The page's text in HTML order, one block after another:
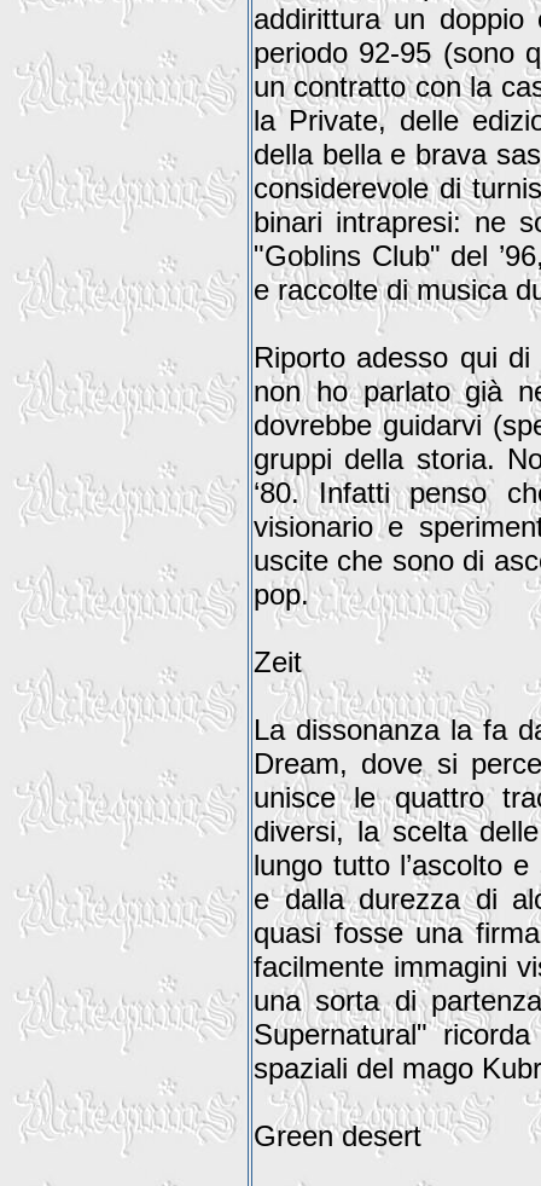
addirittura un
periodo 92-95 (sono
un contratto con la
la Private, delle
della bella e brava
considerevole di
binari intrapresi: ne
"Goblins Club" del
e raccolte di musica
Riporto adesso qui
non ho parlato già
dovrebbe guidarvi
gruppi della storia.
‘80. Infatti penso
visionario e
uscite che sono di
pop.
Zeit
La dissonanza la fa
Dream, dove si
unisce le quattro
diversi, la scelta
lungo tutto l’ascolto
e dalla durezza di
quasi fosse una
facilmente immagini
una sorta di
Supernatural"
spaziali del mago
Green desert